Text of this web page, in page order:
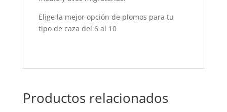
Elige la mejor opción de plomos para tu
tipo de caza del 6 al 10
Productos relacionados